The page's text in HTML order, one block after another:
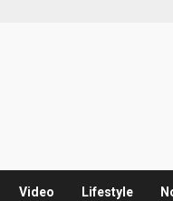
Video Lifestyle